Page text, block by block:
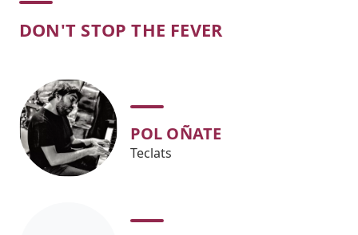
Concert
DON'T STOP THE FEVER
POL OÑATE
Teclats